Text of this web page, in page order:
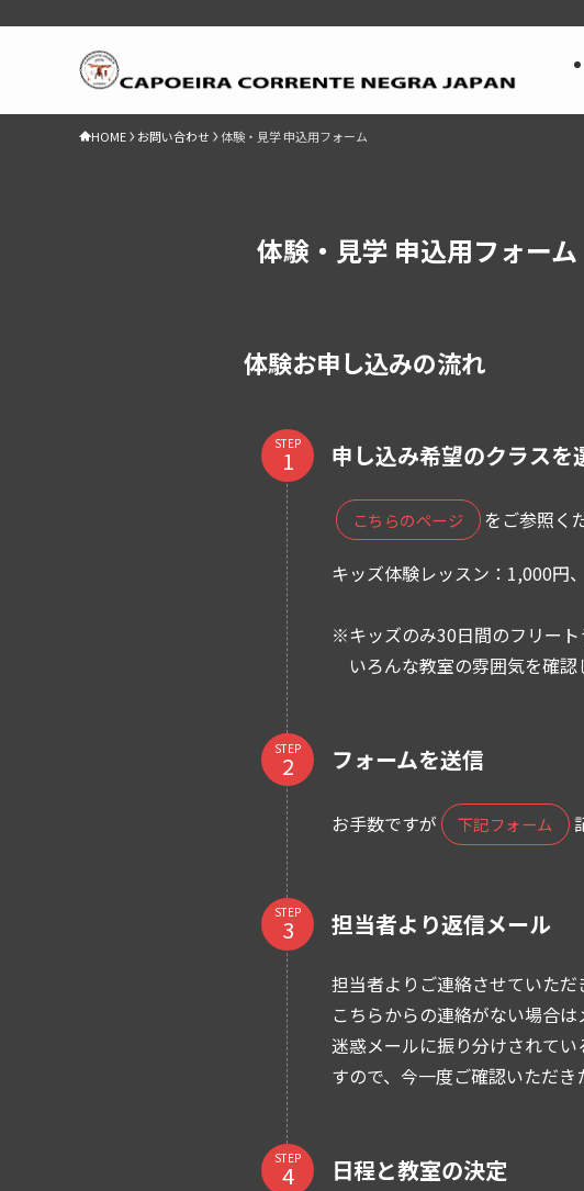
HOME お問い合わせ 体験・見学 申込用フォーム
体験・見学 申込用フォーム
体験お申し込みの流れ
STEP 申し込み希望のクラスを
こちらのページ をご参照く
キッズ体験レッスン：1,000円
※キッズのみ30日間のフリート
いろんな教室の雰囲気を確
STEP フォームを送信
お手数ですが 下記フォーム
STEP 担当者より返信メール
担当者よりご連絡させていただ
こちらからの連絡がない場合は
迷惑メールに振り分けされて
すので、今一度ご確認いただき
STEP 日程と教室の決定